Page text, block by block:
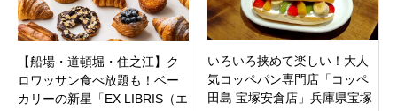
【船場・道頓堀・住之江】ク
ロワッサン食べ放題も！ベー
カリーの新星「EX LIBRIS（エ
いろいろ挟めて楽しい！大人
気コッペパン専門店「コッペ
田島 宝塚安倉店」兵庫県宝塚